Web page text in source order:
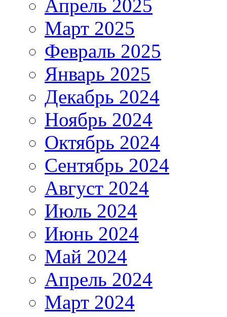
Апрель 2025
Март 2025
Февраль 2025
Январь 2025
Декабрь 2024
Ноябрь 2024
Октябрь 2024
Сентябрь 2024
Август 2024
Июль 2024
Июнь 2024
Май 2024
Апрель 2024
Март 2024